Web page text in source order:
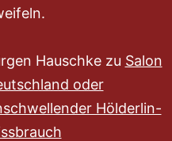
Hauschkezu Salon
oder
Hölderlin-